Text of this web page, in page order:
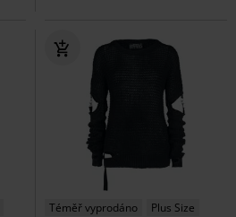
Téměř vyprodáno Plus Size